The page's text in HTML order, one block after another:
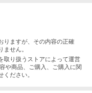
りますが、その内容の正確
せん。
取り扱うストアによって運営
や商品、ご購入 、ご購入に関
ださい。